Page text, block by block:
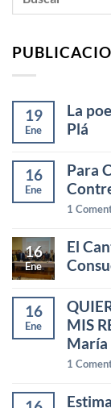
19
Ene
La
Plá
16
Ene
Para
1
16
Ene
El
16
Ene
MIS
María
1